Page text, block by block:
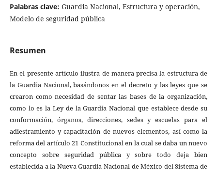
Palabras clave: Guardia Nacional, Estructura y operación,
Modelo de seguridad pública
Resumen
En el presente artículo ilustra de manera precisa la estructura de
la Guardia Nacional, basándonos en el decreto y las leyes que se
crearon como necesidad de sentar las bases de la organización,
como lo es la Ley de la Guardia Nacional que establece desde su
conformación, órganos, direcciones, sedes y escuelas para el
adiestramiento y capacitación de nuevos elementos, así como la
reforma del artículo 21 Constitucional en la cual se daba un nuevo
concepto sobre seguridad pública y sobre todo deja bien
establecida a la Nueva Guardia Nacional de México del Sistema de